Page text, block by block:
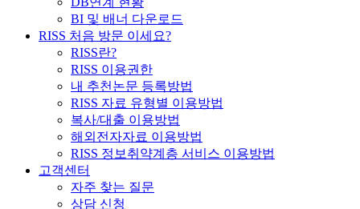
BI 및 배너 다운로드
RISS 처음 방문 이세요?
RISS란?
RISS 이용권한
내 추천논문 등록방법
RISS 자료 유형별 이용방법
복사/대출 이용방법
해외전자자료 이용방법
RISS 정보취약계층 서비스 이용방법
고객센터
자주 찾는 질문
상담 신청